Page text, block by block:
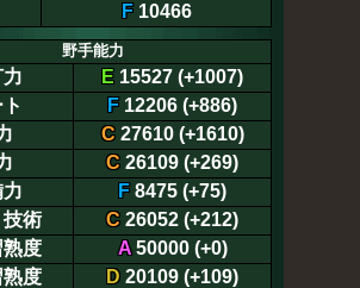
F10466
野手能力
E 15527 (+1007)
F 12206 (+886)
C27610 (+1610)
C 26109 (+269)
F 8475 (+75)
術
C 26052 (+212)
度
A50000 (+0)
度
D 20109 (+109)